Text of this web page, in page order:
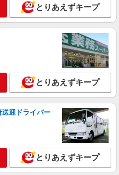
詳細を見る
チンスタッフ（簡単な接客・調
塚市中原一丁目9番10号
詳細を見る
スタッフ（接客・調理・清掃な
とりあえずキープ
とりあえずキープ
迎ドライバー
とりあえずキープ